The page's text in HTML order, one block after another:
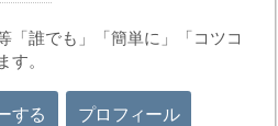
「誰でも」「簡単に」「コツコ
す。
する プロフィール